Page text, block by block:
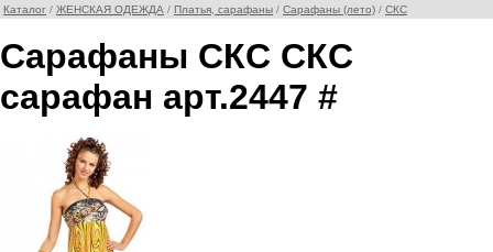
Каталог / ЖЕНСКАЯ ОДЕЖДА / Платья, сарафаны / Сарафаны (лето) / СКС
Сарафаны СКС СКС
сарафан арт.2447 #